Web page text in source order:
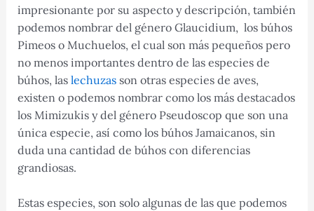
impresionante por su aspecto y descripción, también
podemos nombrar del género Glaucidium, los búhos
Pimeos o Muchuelos, el cual son más pequeños pero
no menos importantes dentro de las especies de
búhos, las lechuzasson otras especies de aves,
existen o podemos nombrar como los más destacados
los Mimizukis y del género Pseudoscop que son una
única especie, así como los búhos Jamaicanos, sin
duda una cantidad de búhos con diferencias
grandiosas.
Estas especies, son solo algunas de las que podemos